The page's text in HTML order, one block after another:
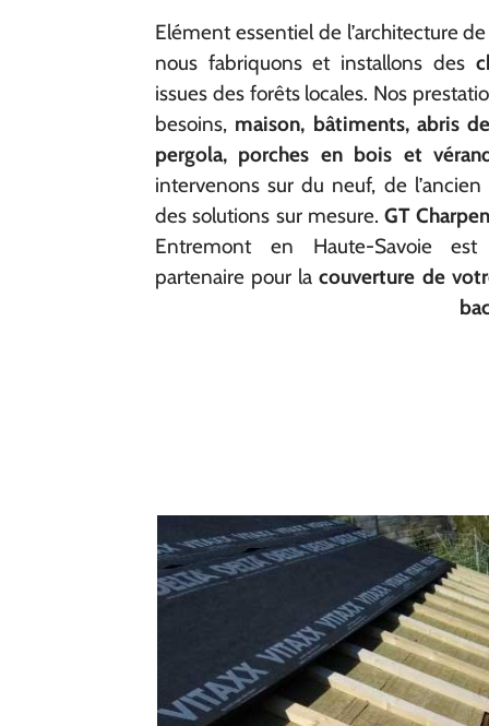
Elément essentiel de l’architecture
nous fabriquons et installons des
issues des forêts locales. Nos
besoins, maison, bâtiments, abris
pergola, porches en bois et
intervenons sur du neuf, de
des solutions sur mesure.GT
Entremont en Haute-Savoie
partenaire pour lacouverture de